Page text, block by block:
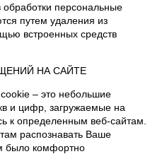
обработки персональные
путем удаления из
встроенных средств
НА САЙТЕ
– это небольшие
и цифр, загружаемые на
к определенным веб-сайтам.
распознавать Ваше
было комфортно